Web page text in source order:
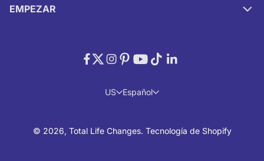
EMPEZAR
US Español
© 2026, Total Life Changes. Tecnología de Shopify